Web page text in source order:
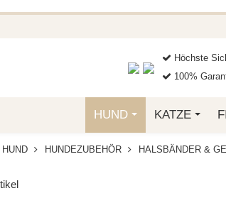
Höchste
100%
HUND KATZE
HUND HUNDEZUBEHÖR HALSBÄNDER &